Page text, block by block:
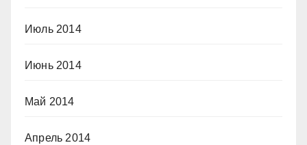
Июль 2014
Июнь 2014
Май 2014
Апрель 2014